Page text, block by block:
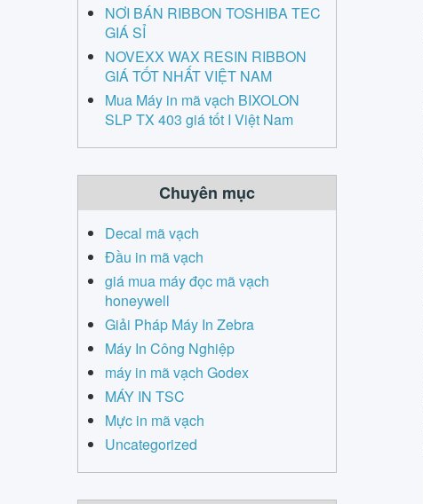
NƠI BÁN RIBBON TOSHIBA TEC
GIÁ SỈ
NOVEXX WAX RESIN RIBBON
GIÁ TỐT NHẤT VIỆT NAM
Mua Máy in mã vạch BIXOLON
SLP TX 403 giá tốt I Việt Nam
Chuyên mục
Decal mã vạch
Đầu in mã vạch
giá mua máy đọc mã vạch
honeywell
Giải Pháp Máy In Zebra
Máy In Công Nghiệp
máy in mã vạch Godex
MÁY IN TSC
Mực in mã vạch
Uncategorized